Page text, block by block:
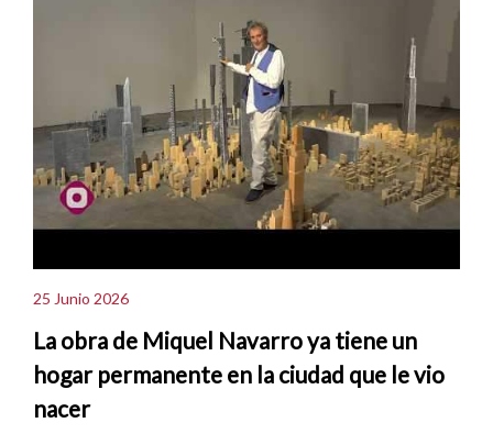
25 Junio 2026
La obra de Miquel Navarro ya tiene un
hogar permanente en la ciudad que le vio
nacer